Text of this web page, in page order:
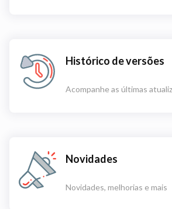
Histórico de versões
Acompanhe as últimas
Novidades
Novidades, melhorias e mais